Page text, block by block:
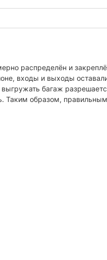
распределён и
входы и выходы
багаж
образом,